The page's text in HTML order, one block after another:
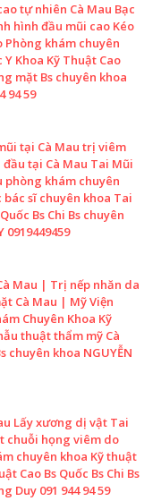
tự nhiên Cà Mau Bạc
hình đầu mũi cao Kéo
khám chuyên
Khoa Kỹ Thuật Cao
mặt Bs chuyên khoa
94 59
tại Cà Mau trị viêm
tại Cà Mau Tai Mũi
phòng khám chuyên
sĩ chuyên khoa Tai
Bs Chi Bs chuyên
0919449459
Mau | Trị nếp nhăn da
Cà Mau | Mỹ Viện
Chuyên Khoa Kỹ
thuật thẩm mỹ Cà
chuyên khoa NGUYỄN
Lấy xương dị vật Tai
chuỗi họng viêm do
chuyên khoa Kỹ thuật
Cao Bs Quốc Bs Chi Bs
Duy 091 944 94 59